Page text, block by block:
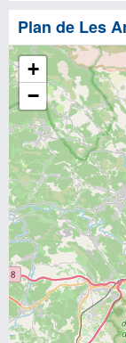
Plan de Les
+
−